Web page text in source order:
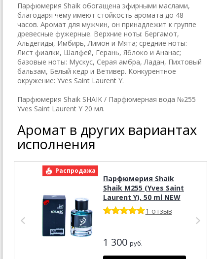
Парфюмерия Shaik обогащена эфирными маслами,
благодаря чему имеют стойкость аромата до 48
часов. Аромат для мужчин, он принадлежит к группе
древесные фужерные. Верхние ноты: Бергамот,
Альдегиды, Имбирь, Лимон и Мята; средние ноты:
Лист фиалки, Шалфей, Герань, Яблоко и Ананас;
базовые ноты: Мускус, Серая амбра, Ладан, Пихтовый
бальзам, Белый кедр и Ветивер. Конкурентное
окружение: Yves Saint Laurent Y.
Парфюмерия Shaik SHAIK / Парфюмерная вода №255
Yves Saint Laurent Y 20 мл.
Аромат в других вариантах
исполнения
Распродажа
Парфюмерия Shaik
Shaik M255 (Yves Saint
Laurent Y), 50 ml NEW
1 отзыв
1 300 руб.